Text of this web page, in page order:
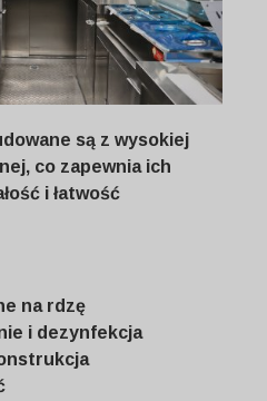
są z wysokiej
co zapewnia ich
i łatwość
na rdzę
i dezynfekcja